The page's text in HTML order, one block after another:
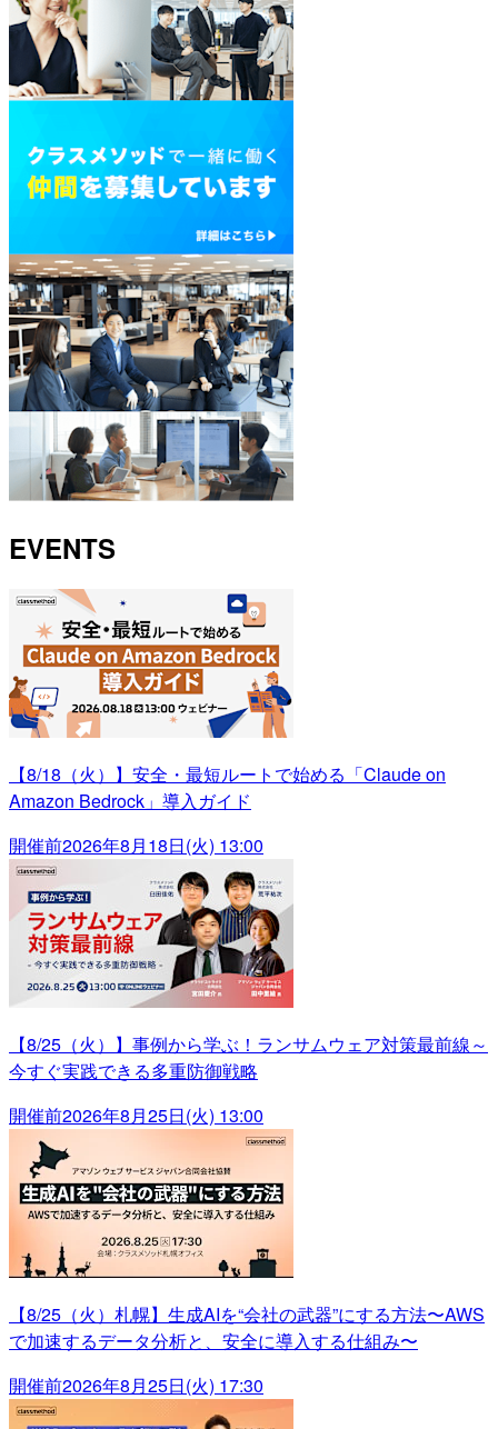
EVENTS
【8/18（火）】安全・最短ルートで始める「Claude on
Amazon Bedrock」導入ガイド
開催前2026年8月18日(火) 13:00
【8/25（火）】事例から学ぶ！ランサムウェア対策最前線～
今すぐ実践できる多重防御戦略
開催前2026年8月25日(火) 13:00
【8/25（火）札幌】生成AIを“会社の武器”にする方法〜AWS
で加速するデータ分析と、安全に導入する仕組み〜
開催前2026年8月25日(火) 17:30